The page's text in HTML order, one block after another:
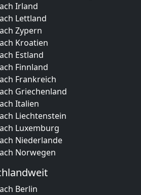
Irland
Lettland
Zypern
Kroatien
Estland
Finnland
Frankreich
Griechenland
Italien
Liechtenstein
Luxemburg
Niederlande
Norwegen
Berlin